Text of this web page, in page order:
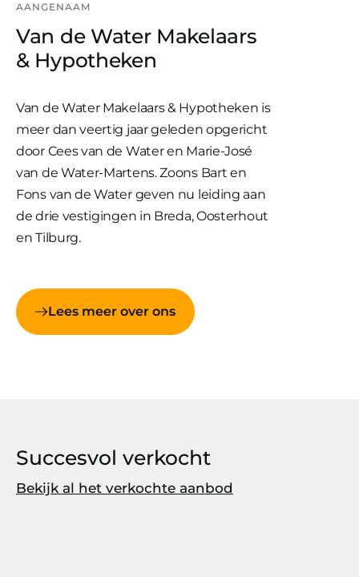
AANGENAAM
Van de Water Makelaars
& Hypotheken
Van de Water Makelaars & Hypotheken is
meer dan veertig jaar geleden opgericht
door Cees van de Water en Marie-José
van de Water-Martens. Zoons Bart en
Fons van de Water geven nu leiding aan
de drie vestigingen in Breda, Oosterhout
en Tilburg.
Lees meer over ons
Succesvol verkocht
Bekijk al het verkochte aanbod